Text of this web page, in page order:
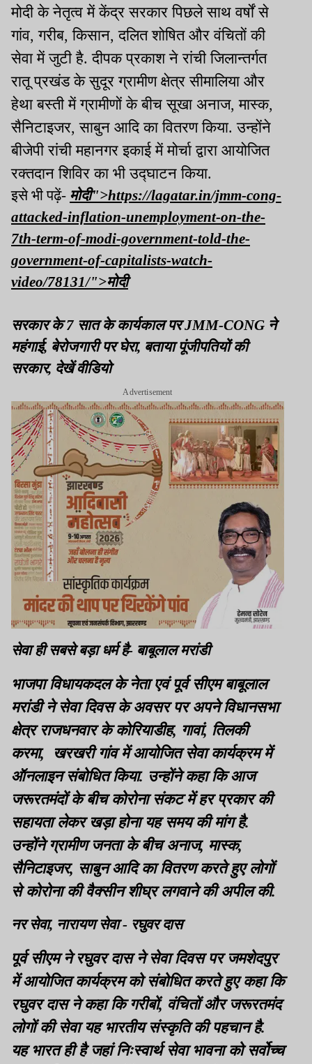
मोदी के नेतृत्व में केंद्र सरकार पिछले साथ वर्षों से
गांव, गरीब, किसान, दलित शोषित और वंचितों की
सेवा में जुटी है. दीपक प्रकाश ने रांची जिलान्तर्गत
रातू प्रखंड के सुदूर ग्रामीण क्षेत्र सीमालिया और
हेथा बस्ती में ग्रामीणों के बीच सूखा अनाज, मास्क,
सैनिटाइजर, साबुन आदि का वितरण किया. उन्होंने
बीजेपी रांची महानगर इकाई में मोर्चा द्वारा आयोजित
रक्तदान शिविर का भी उद्घाटन किया.
इसे भी पढ़ें- मोदी">https://lagatar.in/jmm-cong-
attacked-inflation-unemployment-on-the-
7th-term-of-modi-government-told-the-
government-of-capitalists-watch-
video/78131/">मोदी
सरकार के 7 सात के कार्यकाल पर JMM-CONG ने
महंगाई, बेरोजगारी पर घेरा, बताया पूंजीपतियों की
सरकार, देखें वीडियो
Advertisement
सेवा ही सबसे बड़ा धर्म है- बाबूलाल मरांडी
भाजपा विधायकदल के नेता एवं पूर्व सीएम बाबूलाल
मरांडी ने सेवा दिवस के अवसर पर अपने विधानसभा
क्षेत्र राजधनवार के कोरियाडीह, गावां, तिलकी
करमा, खरखरी गांव में आयोजित सेवा कार्यक्रम में
ऑनलाइन संबोधित किया. उन्होंने कहा कि आज
जरूरतमंदों के बीच कोरोना संकट में हर प्रकार की
सहायता लेकर खड़ा होना यह समय की मांग है.
उन्होंने ग्रामीण जनता के बीच अनाज, मास्क,
सैनिटाइजर, साबुन आदि का वितरण करते हुए लोगों
से कोरोना की वैक्सीन शीघ्र लगवाने की अपील की.
नर सेवा, नारायण सेवा - रघुवर दास
पूर्व सीएम ने रघुवर दास ने सेवा दिवस पर जमशेदपुर
में आयोजित कार्यक्रम को संबोधित करते हुए कहा कि
रघुवर दास ने कहा कि गरीबों, वंचितों और जरूरतमंद
लोगों की सेवा यह भारतीय संस्कृति की पहचान है.
यह भारत ही है जहां निःस्वार्थ सेवा भावना को सर्वोच्च